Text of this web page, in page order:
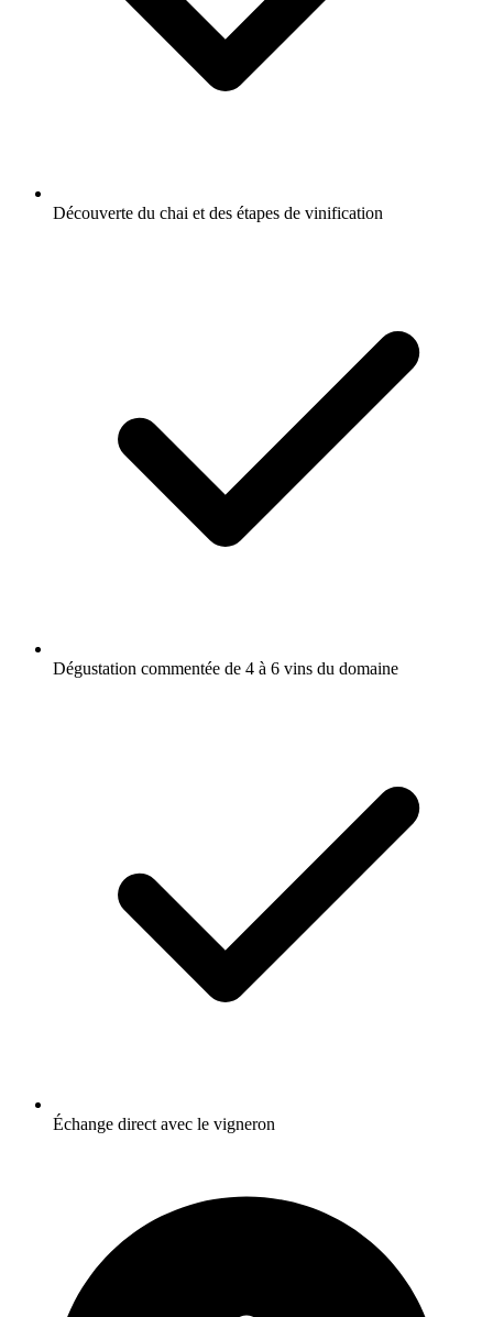
Découverte du chai et des étapes de vinification
Dégustation commentée de 4 à 6 vins du domaine
Échange direct avec le vigneron